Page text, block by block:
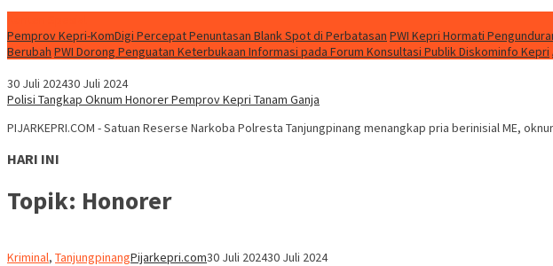
Pemprov Kepri-KomDigi Percepat Penuntasan Blank Spot di Perbatasan PWI Kepri Hormati
Berubah PWI Dorong Penguatan Keterbukaan Informasi pada Forum Konsultasi Publik Diskominfo Kepri
30 Juli 202430 Juli 2024
Polisi Tangkap Oknum Honorer Pemprov Kepri Tanam Ganja
PIJARKEPRI.COM - Satuan Reserse Narkoba Polresta Tanjungpinang menangkap pria berinisial ME,
HARI INI
Topik: Honorer
Kriminal, TanjungpinangPijarkepri.com30 Juli 202430 Juli 2024